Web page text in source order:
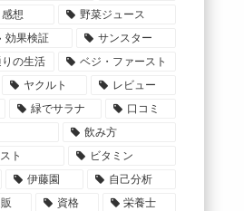
感想
野菜ジュース
効果検証
サンスター
の生活
ベジ・ファースト
ヤクルト
レビュー
緑でサラナ
口コミ
飲み方
ト
ビタミン
伊藤園
自己分析
資格
栄養士